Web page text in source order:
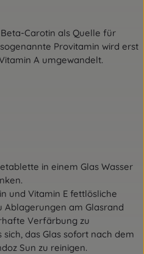
Carotin als Quelle für
Provitamin wird erst
A umgewandelt.
in einem Glas Wasser
und Vitamin E fettlösliche
Ablagerungen am Glasrand
Verfärbung zu
das Glas sofort nach dem
Sun zu reinigen.